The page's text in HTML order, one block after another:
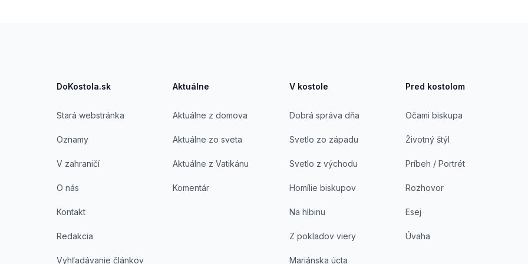
DoKostola.sk
Stará webstránka
Oznamy
V zahraničí
O nás
Kontakt
Redakcia
Vyhľadávanie článkov
Aktuálne
Aktuálne z domova
Aktuálne zo sveta
Aktuálne z Vatikánu
Komentár
V kostole
Dobrá správa dňa
Svetlo zo západu
Svetlo z východu
Homílie biskupov
Na hlbinu
Z pokladov viery
Mariánska úcta
Pred kostolom
Očami biskupa
Životný štýl
Príbeh / Portrét
Rozhovor
Esej
Úvaha